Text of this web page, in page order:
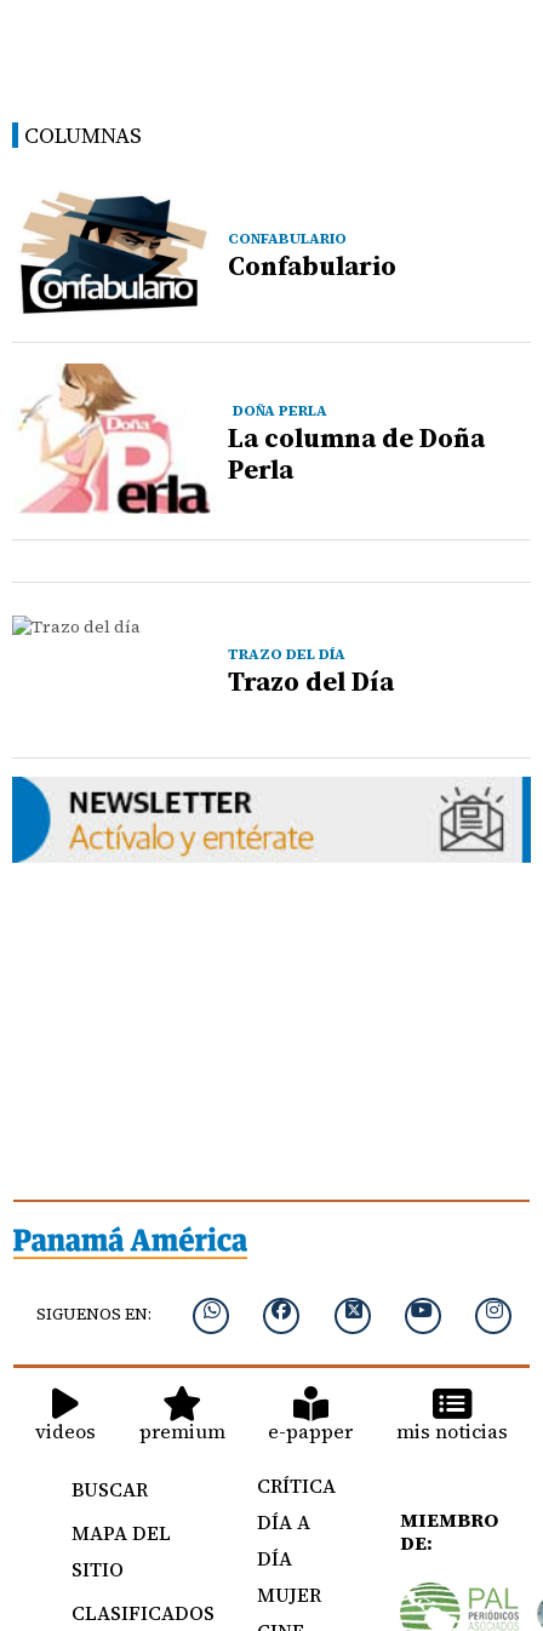
COLUMNAS
CONFABULARIO
Confabulario
DOÑA PERLA
La columna de Doña
Perla
TRAZO DEL DÍA
Trazo del Día
SIGUENOS EN:
videos premium e-papper mis noticias
BUSCAR
MAPA DEL
SITIO
CLASIFICADOS
CRÍTICA
DÍA A
DÍA
MUJER
MIEMBRO
DE: